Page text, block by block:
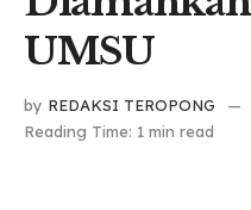
UMSU
by REDAKSI TEROPONG
Reading Time: 1 min read